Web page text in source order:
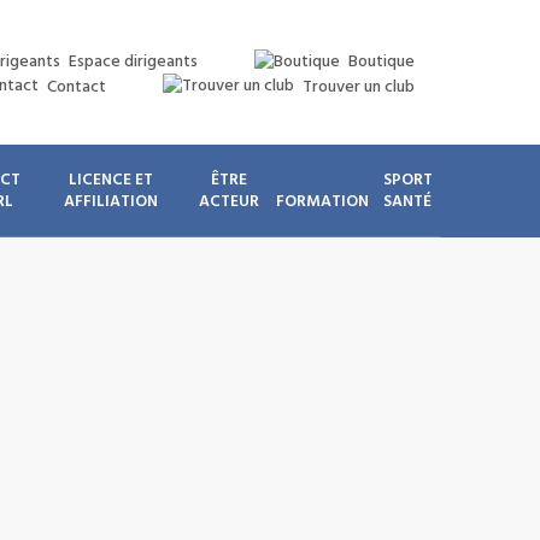
Espace dirigeants
Boutique
Contact
Trouver un club
LICENCE ET
AFFILIATION
ÊTRE
ACTEUR
FORMATION
SPORT
SANTÉ